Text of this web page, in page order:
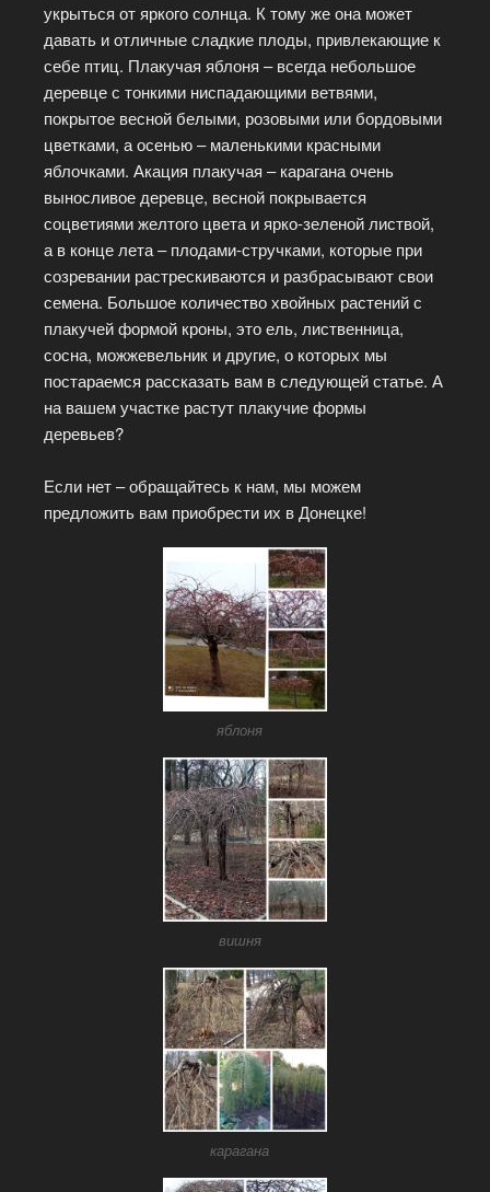
укрыться от яркого солнца. К тому же она может
давать и отличные сладкие плоды, привлекающие к
себе птиц. Плакучая яблоня – всегда небольшое
деревце с тонкими ниспадающими ветвями,
покрытое весной белыми, розовыми или бордовыми
цветками, а осенью – маленькими красными
яблочками. Акация плакучая – карагана очень
выносливое деревце, весной покрывается
соцветиями желтого цвета и ярко-зеленой листвой,
а в конце лета – плодами-стручками, которые при
созревании растрескиваются и разбрасывают свои
семена. Большое количество хвойных растений с
плакучей формой кроны, это ель, лиственница,
сосна, можжевельник и другие, о которых мы
постараемся рассказать вам в следующей статье. А
на вашем участке растут плакучие формы
деревьев?
Если нет – обращайтесь к нам, мы можем
предложить вам приобрести их в Донецке!
яблоня
вишня
карагана